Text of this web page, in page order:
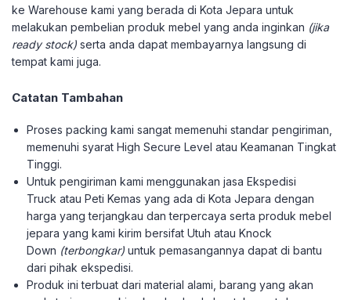
ke Warehouse kami yang berada di Kota Jepara untuk
melakukan pembelian produk mebel yang anda inginkan (jika
ready stock) serta anda dapat membayarnya langsung di
tempat kami juga.
Catatan Tambahan
Proses packing kami sangat memenuhi standar pengiriman,
memenuhi syarat High Secure Level atau Keamanan Tingkat
Tinggi.
Untuk pengiriman kami menggunakan jasa Ekspedisi
Truck atau Peti Kemas yang ada di Kota Jepara dengan
harga yang terjangkau dan terpercaya serta produk mebel
jepara yang kami kirim bersifat Utuh atau Knock
Down (terbongkar) untuk pemasangannya dapat di bantu
dari pihak ekspedisi.
Produk ini terbuat dari material alami, barang yang akan